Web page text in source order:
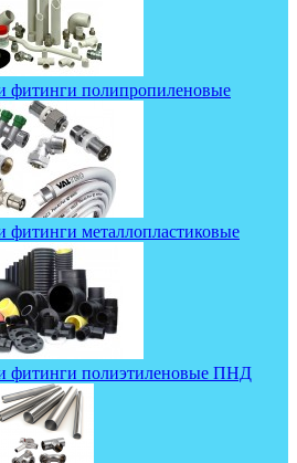
фитинги полипропиленовые
фитинги металлопластиковые
фитинги полиэтиленовые ПНД